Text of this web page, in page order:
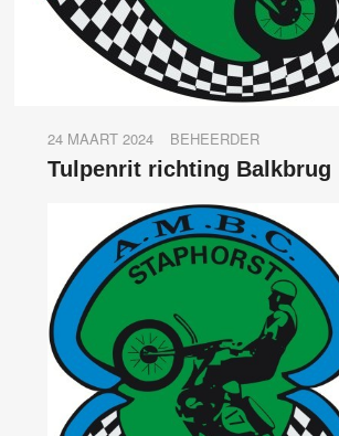
24 MAART 2024 BEHEERDER
Tulpenrit richting Balkbrug